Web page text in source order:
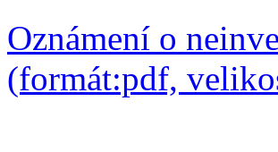
Oznámení o
(formát:pdf,